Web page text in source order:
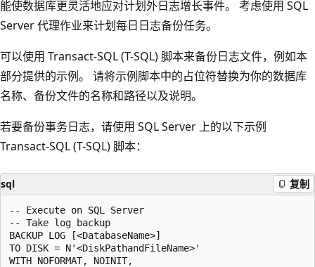
能使数据库更灵活地应对计划外日志增长事件。 考虑使用 SQL
Server 代理作业来计划每日日志备份任务。
可以使用 Transact-SQL (T-SQL) 脚本来备份日志文件，例如本
部分提供的示例。 请将示例脚本中的占位符替换为你的数据库
名称、备份文件的名称和路径以及说明。
若要备份事务日志，请使用 SQL Server 上的以下示例
Transact-SQL (T-SQL) 脚本：
sql 复制
-- Execute on SQL Server
-- Take log backup
BACKUP LOG [<DatabaseName>]
TO DISK = N'<DiskPathandFileName>'
WITH NOFORMAT, NOINIT,